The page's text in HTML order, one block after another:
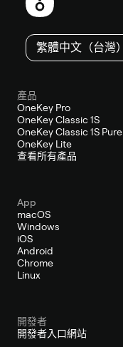
繁體中文（台灣）
產品
OneKey Pro
OneKey Classic 1S
OneKey Classic 1S Pure
OneKey Lite
查看所有產品
App
macOS
Windows
iOS
Android
Chrome
Linux
開發者
開發者入口網站